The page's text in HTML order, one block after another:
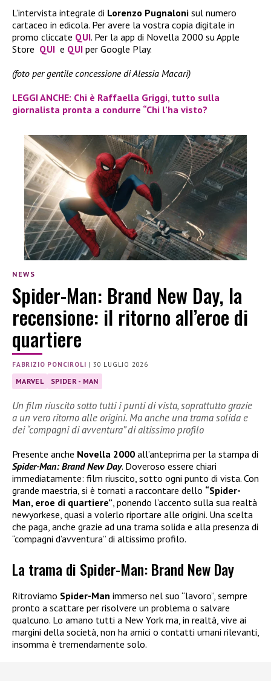
L’intervista integrale di Lorenzo Pugnaloni sul numero
cartaceo in edicola. Per avere la vostra copia digitale in
promo cliccate QUI. Per la app di Novella 2000 su Apple
Store QUI e QUI per Google Play.
(foto per gentile concessione di Alessia Macari)
LEGGI ANCHE: Chi è Raffaella Griggi, tutto sulla
giornalista pronta a condurre “Chi l’ha visto?
NEWS
Spider-Man: Brand New Day, la
recensione: il ritorno all’eroe di
quartiere
FABRIZIO PONCIROLI | 30 LUGLIO 2026
MARVEL SPIDER - MAN
Un film riuscito sotto tutti i punti di vista, soprattutto grazie
a un vero ritorno alle origini. Ma anche una trama solida e
dei “compagni di avventura” di altissimo profilo
Presente anche Novella 2000 all’anteprima per la stampa di
Spider-Man: Brand New Day. Doveroso essere chiari
immediatamente: film riuscito, sotto ogni punto di vista. Con
grande maestria, si è tornati a raccontare dello “Spider-
Man, eroe di quartiere” , ponendo l’accento sulla sua realtà
newyorkese, quasi a volerlo riportare alle origini. Una scelta
che paga, anche grazie ad una trama solida e alla presenza di
“compagni d’avventura” di altissimo profilo.
La trama di Spider-Man: Brand New Day
Ritroviamo Spider-Man immerso nel suo “lavoro”, sempre
pronto a scattare per risolvere un problema o salvare
qualcuno. Lo amano tutti a New York ma, in realtà, vive ai
margini della società, non ha amici o contatti umani rilevanti,
insomma è tremendamente solo.